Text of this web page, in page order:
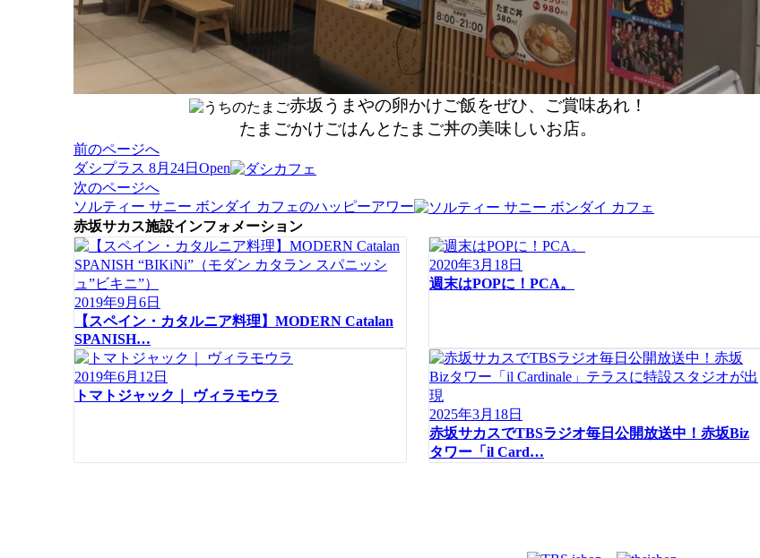
赤坂うまやの卵かけご飯をぜひ、ご賞味あれ！
たまごかけごはんとたまご丼の美味しいお店。
投
稿
ナ
ビ
ゲ
ー
シ
ョ
ン
前のページへ
ダシプラス 8月24日Open
次のページへ
ソルティー サニー ボンダイ カフェのハッピーアワー
赤坂サカス施設インフォメーション
2019年9月6日
【スペイン・カタルニア料理】MODERN Catalan
SPANISH…
2020年3月18日
週末はPOPに！PCA。
2019年6月12日
トマトジャック｜ ヴィラモウラ
2025年3月18日
赤坂サカスでTBSラジオ毎日公開放送中！赤坂Biz
タワー「il Card…